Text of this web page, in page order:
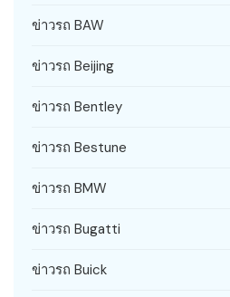
ข่าวรถ BAW
ข่าวรถ Beijing
ข่าวรถ Bentley
ข่าวรถ Bestune
ข่าวรถ BMW
ข่าวรถ Bugatti
ข่าวรถ Buick